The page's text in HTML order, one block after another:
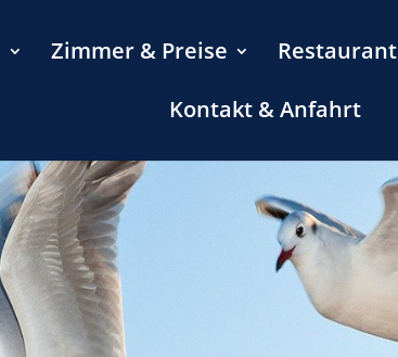
Zimmer & Preise Restaurant
Kontakt & Anfahrt